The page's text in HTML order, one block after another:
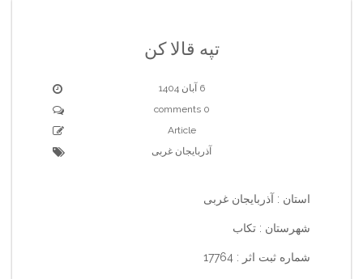
تپه قالا کن
6 آبان 1404
0 comments
Article
آذربایجان غربی
استان : آذربایجان غربی
شهرستان : تکاب
شماره ثبت اثر : 17764